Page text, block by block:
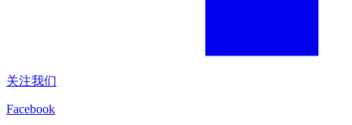
关注我们
Facebook